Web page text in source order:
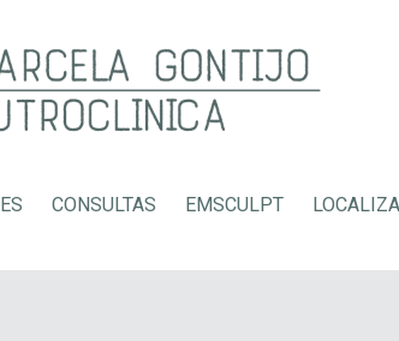
CONSULTAS EMSCULPT